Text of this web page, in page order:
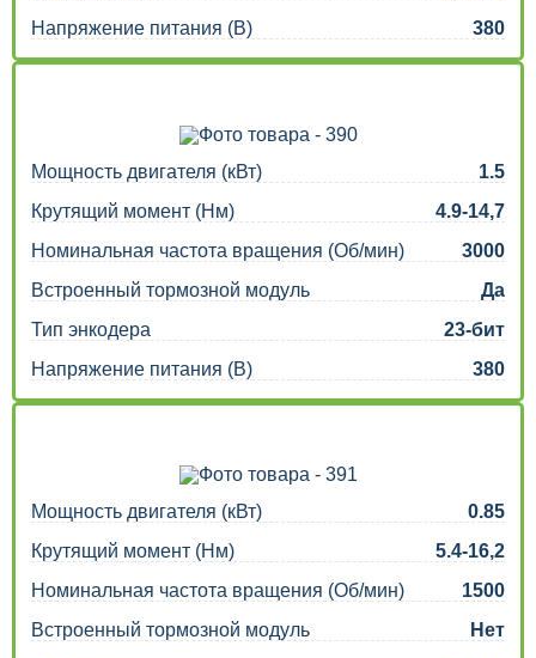
Напряжение питания (В)
380
Мощность двигателя (кВт)
1.5
Крутящий момент (Нм)
4.9-14,7
Номинальная частота вращения (Об/мин)
3000
Встроенный тормозной модуль
Да
Тип энкодера
23-бит
Напряжение питания (В)
380
Мощность двигателя (кВт)
0.85
Крутящий момент (Нм)
5.4-16,2
Номинальная частота вращения (Об/мин)
1500
Встроенный тормозной модуль
Нет